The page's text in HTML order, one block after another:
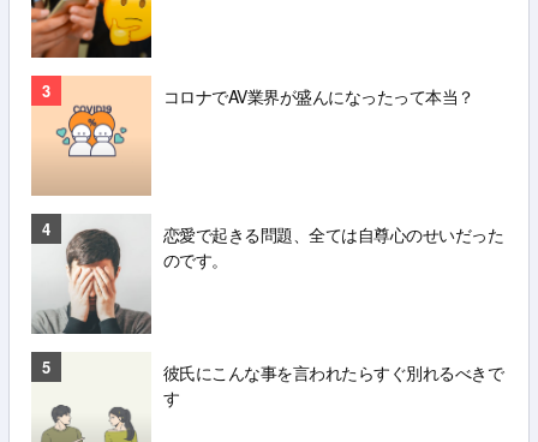
3 コロナでAV業界が盛んになったって本当？
4
恋愛で起きる問題、全ては自尊心のせいだった
のです。
5
彼氏にこんな事を言われたらすぐ別れるべきで
す